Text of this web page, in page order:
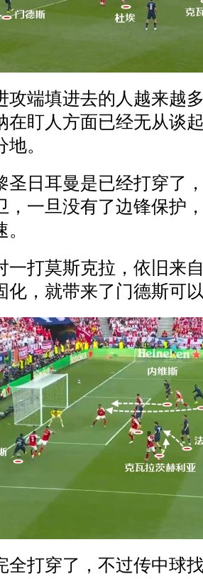
攻端填进去的人越来越
在盯人方面已经无从谈
。
圣日耳曼是已经打穿了
，一旦没有了边锋保护
一打莫斯克拉，依旧来
化，就带来了门德斯可
全打穿了，不过传中球